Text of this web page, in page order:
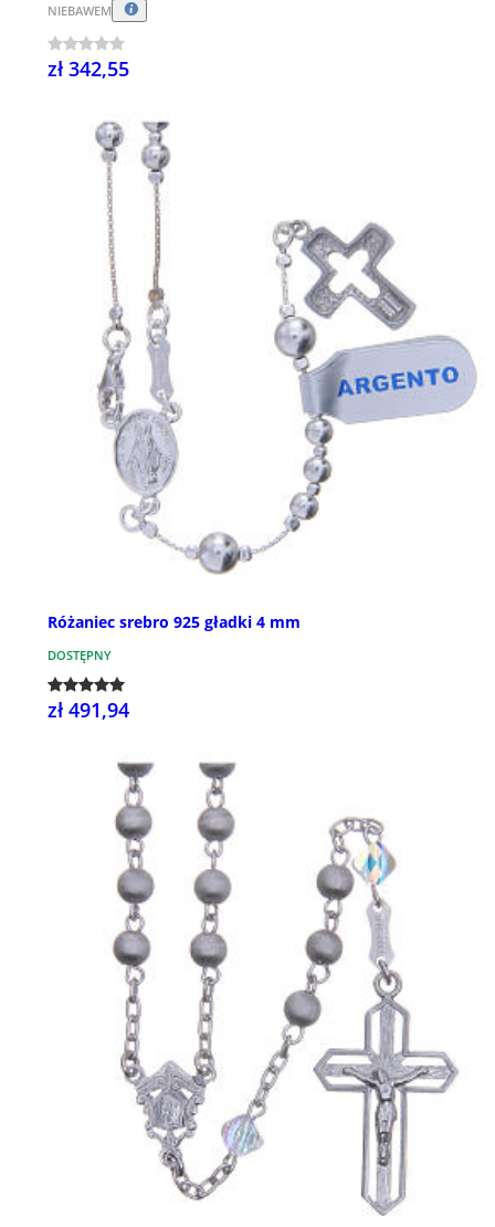
NIEBAWEM
zł 342,55
Różaniec srebro 925 gładki 4 mm
DOSTĘPNY
zł 491,94